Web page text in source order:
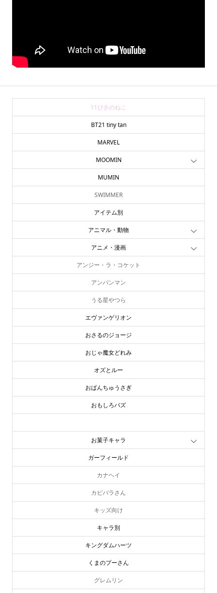
11ぴきのねこ
BT21 tiny tan
MARVEL
MOOMIN
MUMIN
SWIMMER
アイテム別
アニマル・動物
アニメ・漫画
アンジー・ラ・コケット
アンパンマン
うる星やつら
エヴァンゲリオン
おさるのジョージ
おじゃ魔女どれみ
オズとルー
おぱんちゅうさぎ
おもしろバズ
お菓子キャラ
ガーフィールド
カナヘイ
カピバラさん
キッズ向け
キャラ別
キングダムハーツ
くまのプーさん
グレムリン